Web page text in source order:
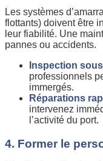
Les systèmes
flottants) doivent être
leur fiabilité. Une
pannes ou accidents.
Inspection
professionnels
immergés.
Réparations
intervenez
l’activité du port.
4. Former le